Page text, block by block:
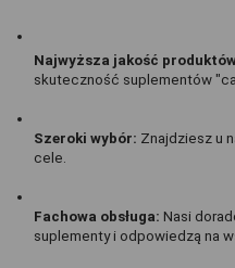
Najwyższa jakość
skuteczność suplementów
Szeroki wybór: Znajdziesz u
cele.
Fachowa obsługa: Nasi
suplementy i odpowiedzą na